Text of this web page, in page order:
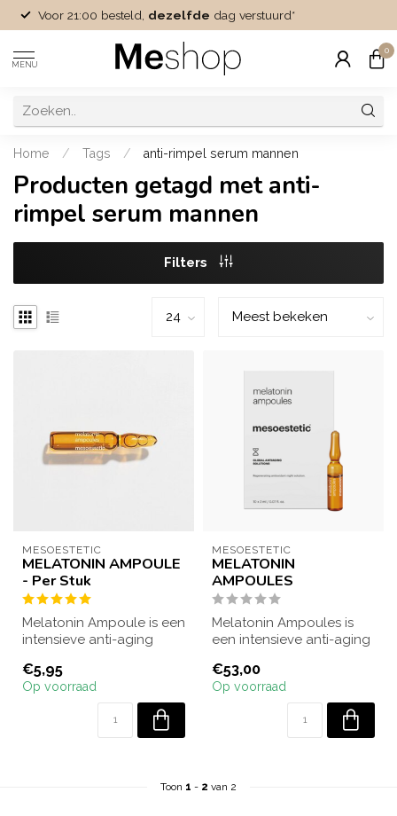
Voor 21:00 besteld, dezelfde dag verstuurd*
MENU
0
Home / Tags / anti-rimpel serum mannen
Producten getagd met anti-
rimpel serum mannen
Filters
MESOESTETIC
MELATONIN AMPOULE
- Per Stuk
Melatonin Ampoule is een
intensieve anti-aging
de huid...
€5,95
Op voorraad
MESOESTETIC
MELATONIN
AMPOULES
Melatonin Ampoules is
een intensieve anti-aging
de hui...
€53,00
Op voorraad
Toon 1 - 2 van 2